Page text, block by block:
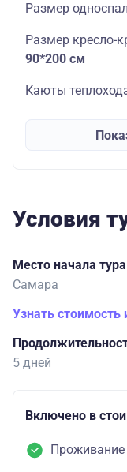
Размер
Размер кресло-
90*200 см
Каюты
Условия
Место начала тура
Самара
Узнать стоимость
5 дней
Включено в